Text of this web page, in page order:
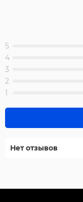
5
4
3
2
1
Нет отзывов